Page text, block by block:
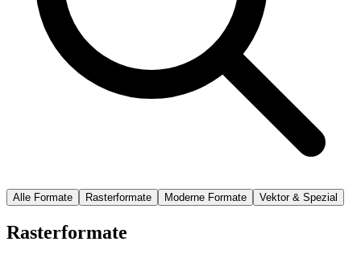
Alle Formate Rasterformate Moderne Formate Vektor & Spezial
Rasterformate